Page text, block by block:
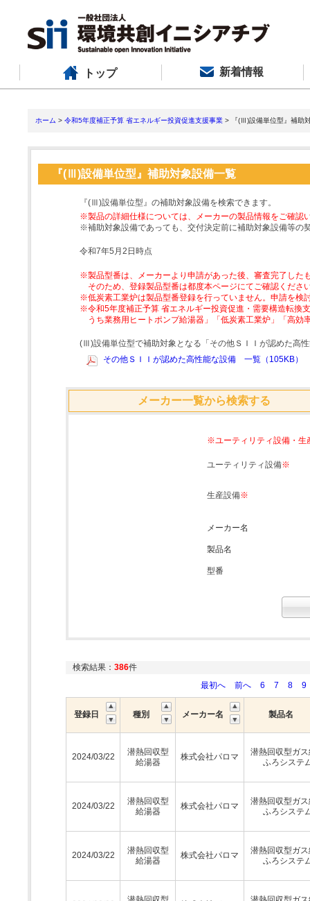
トップ 新着情報
ホーム > 令和5年度補正予算 省エネルギー投資促進支援事業 > 『(Ⅲ)設備単位型』補助
『(Ⅲ)設備単位型』補助対象設備一覧
『(Ⅲ)設備単位型』の補助対象設備を検索できます。
※製品の詳細仕様については、メーカーの製品情報をご確認
※補助対象設備であっても、交付決定前に補助対象設備等の
令和7年5月2日時点
※製品型番は、メーカーより申請があった後、審査完了した
そのため、登録製品型番は都度本ページにてご確認くださ
※低炭素工業炉は製品型番登録を行っていません。申請を検
※令和5年度補正予算 省エネルギー投資促進・需要構造転換
うち業務用ヒートポンプ給湯器」「低炭素工業炉」「高
(Ⅲ)設備単位型で補助対象となる「その他ＳＩＩが認めた高
その他ＳＩＩが認めた高性能な設備 一覧（105KB）
メーカー一覧から検索する
※ユーティリティ設備・生
ユーティリティ設備※
生産設備※
メーカー名
製品名
型番
検索結果： 386件
最初へ
前へ 6 7 8 9
登録日 種別 メーカー名 製品名
2024/03/22
潜熱回収型
給湯器
株式会社パロマ
潜熱回収型ガ
ふろシステ
2024/03/22
潜熱回収型
給湯器
株式会社パロマ
潜熱回収型ガ
ふろシステ
2024/03/22
潜熱回収型
給湯器
株式会社パロマ
潜熱回収型ガ
ふろシステ